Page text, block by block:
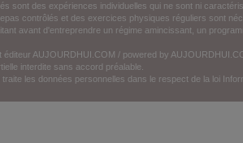
sont des expériences individuelles qui ne sont ni
contrôlés et des exercices physiques réguliers sont
avant d'entreprendre un régime amincissant, un
éditeur AUJOURDHUI.COM / powered by
interdite sans accord préalable.
les données personnelles dans le respect de la loi